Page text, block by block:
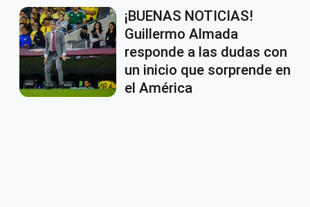
¡BUENAS NOTICIAS!
Guillermo Almada
responde a las dudas con
un inicio que sorprende en
el América